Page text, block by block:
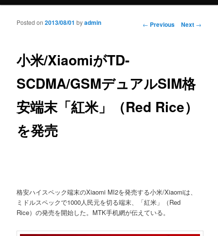
Post navigation
← Previous Next →
小米/XiaomiがTD-
SCDMA/GSMデュアルSIM格
安端末「紅米」（Red Rice）
を発売
Posted on2013/08/01 byadmin
格安ハイスペック端末のXiaomi MI2を発売する小米/Xiaomiは、
ミドルスペックで1000人民元を切る端末、「紅米」（Red
Rice）の発売を開始した。MTK手机網が伝えている。